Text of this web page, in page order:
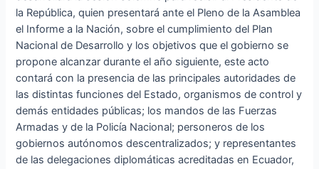
la República, quien presentará ante el Pleno de la Asamblea
el Informe a la Nación, sobre el cumplimiento del Plan
Nacional de Desarrollo y los objetivos que el gobierno se
propone alcanzar durante el año siguiente, este acto
contará con la presencia de las principales autoridades de
las distintas funciones del Estado, organismos de control y
demás entidades públicas; los mandos de las Fuerzas
Armadas y de la Policía Nacional; personeros de los
gobiernos autónomos descentralizados; y representantes
de las delegaciones diplomáticas acreditadas en Ecuador,